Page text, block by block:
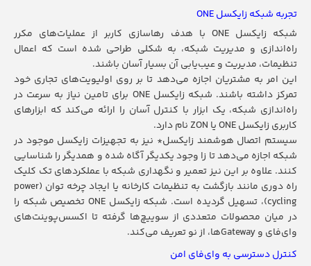
تجربه شبکه زایکسل ONE
شبکه زایکسل ONE با هدف رهاسازی کاربر از عملیات‌های مکرر
راه‌اندازی و مدیریت شبکه، به شکلی طراحی شده است که اعمال
تنظیمات، مدیریت و عیب‌یابی آن بسیار آسان باشند.
این امر به مشتریان اجازه می‌دهد تا بر روی اولیویت‌های تجاری خود
تمرکز داشته باشند. شبکه زایکسل ONE برای تامین نیاز به سرعت در
راه‌اندازی شبکه، یک ابزار با کنترل آسان را ارائه می‌کند که ابزارهای
کاربری زایکسل ONE یا ZON نام دارد.
سیستم اتصال هوشمند زایکسل* نیز به تجهیزات زایکسل موجود در
شبکه اجازه می‌دهد تا زا وجود یکدیگر آگاه شده و همدیگر را شناسایی
کنند. علاوه بر این نیز تعمیر و نگهداری شبکه با عملکردهای تک کلیک
راه دوری مانند بازگشت به تنظیمات کارخانه یا ایجاد چرخه توان (power
cycling)، تسهیل گردیده است. شبکه زایکسل ONE تخصیص شبکه را
در میان محصولات متعددی از سوییچ‌ها گرفته تا اکسس‌پوینت‌های
وای‌فای و Gatewayها، از نو تعریف می‌کند.
کنترل دسترسی به ‌وای‌فای امن